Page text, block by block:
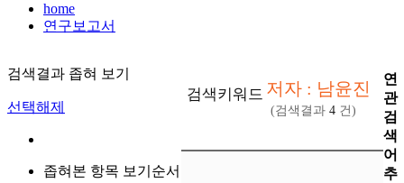
home
연구보고서
검색결과 좁혀 보기
선택해제
좁혀본 항목 보기순서
검색키워드 저자 : 남윤진
(검색결과 4 건)
연
관
검
색
어
추